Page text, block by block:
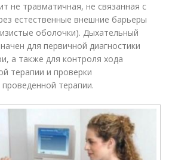
не травматичная, не связанная с
естественные внешние барьеры
оболочки). Дыхательный
для первичной диагностики
а также для контроля хода
терапии и проверки
терапии.